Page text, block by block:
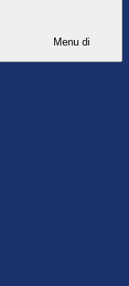
Menu di